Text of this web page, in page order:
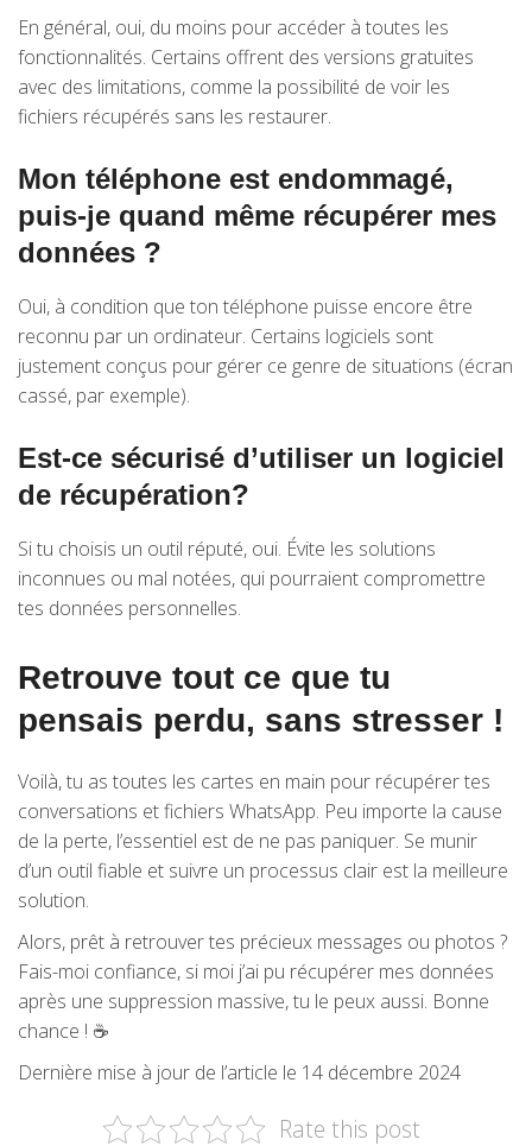
En général, oui, du moins pour accéder à toutes les
fonctionnalités. Certains offrent des versions gratuites
avec des limitations, comme la possibilité de voir les
fichiers récupérés sans les restaurer.
Mon téléphone est endommagé,
puis-je quand même récupérer mes
données ?
Oui, à condition que ton téléphone puisse encore être
reconnu par un ordinateur. Certains logiciels sont
justement conçus pour gérer ce genre de situations (écran
cassé, par exemple).
Est-ce sécurisé d’utiliser un logiciel
de récupération?
Si tu choisis un outil réputé, oui. Évite les solutions
inconnues ou mal notées, qui pourraient compromettre
tes données personnelles.
Retrouve tout ce que tu
pensais perdu, sans stresser !
Voilà, tu as toutes les cartes en main pour récupérer tes
conversations et fichiers WhatsApp. Peu importe la cause
de la perte, l’essentiel est de ne pas paniquer. Se munir
d’un outil fiable et suivre un processus clair est la meilleure
solution.
Alors, prêt à retrouver tes précieux messages ou photos ?
Fais-moi confiance, si moi j’ai pu récupérer mes données
après une suppression massive, tu le peux aussi. Bonne
chance ! ☕
Dernière mise à jour de l’article le 14 décembre 2024
Rate this post